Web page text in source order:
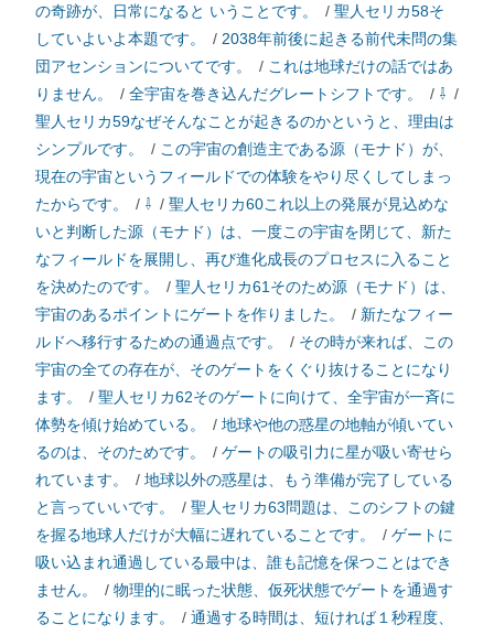
の奇跡が、日常になると いうことです。 / 聖人セリカ58そ
していよいよ本題です。
/ 2038年前後に起きる前代未問の集
団アセンションについてです。
/ これは地球だけの話ではあ
りません。
/ 全宇宙を巻き込んだグレートシフトです。 / ⇩ /
聖人セリカ59なぜそんなことが起きるのかというと、理由は
シンプルです。
/ この宇宙の創造主である源（モナド）が、
現在の宇宙というフィールドでの体験をやり尽くしてしまっ
たからです。
/ ⇩ / 聖人セリカ60これ以上の発展が見込めな
いと判断した源（モナド）は、一度この宇宙を閉じて、新た
なフィールドを展開し、再び進化成長のプロセスに入ること
を決めたのです。
/ 聖人セリカ61そのため源（モナド）は、
宇宙のあるポイントにゲートを作りました。
/ 新たなフィー
ルドへ移行するための通過点です。
/ その時が来れば、この
宇宙の全ての存在が、そのゲートをくぐり抜けることになり
ます。
/ 聖人セリカ62そのゲートに向けて、全宇宙が一斉に
体勢を傾け始めている。
/ 地球や他の惑星の地軸が傾いてい
るのは、そのためです。
/ ゲートの吸引力に星が吸い寄せら
れています。
/ 地球以外の惑星は、もう準備が完了している
と言っていいです。
/ 聖人セリカ63問題は、このシフトの鍵
を握る地球人だけが大幅に遅れていることです。
/ ゲートに
吸い込まれ通過している最中は、誰も記憶を保つことはでき
ません。
/ 物理的に眠った状態、仮死状態でゲートを通過す
ることになります。
/ 通過する時間は、短ければ１秒程度、